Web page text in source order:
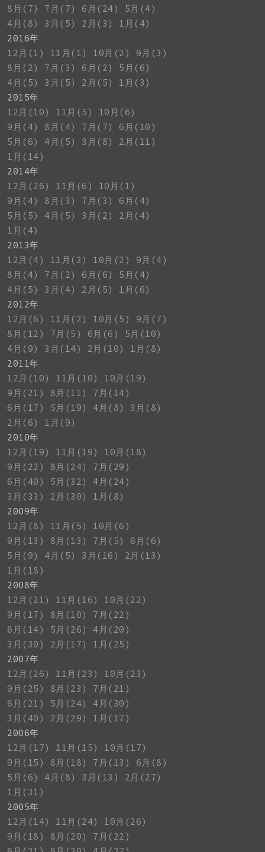
8月(7)
7月(7) 6月(24)
5月(4)
4月(8)
3月(5) 2月(3)
1月(4)
2016年
12月(1)
11月(1) 10月(2)
9月(3)
8月(2)
7月(3) 6月(2)
5月(6)
4月(5)
3月(5) 2月(5)
1月(3)
2015年
12月(10)
11月(5)
10月(6)
9月(4)
8月(4) 7月(7)
6月(10)
5月(6)
4月(5) 3月(8)
2月(11)
1月(14)
2014年
12月(26)
11月(6)
10月(1)
9月(4)
8月(3) 7月(3)
6月(4)
5月(5)
4月(5) 3月(2)
2月(4)
1月(4)
2013年
12月(4)
11月(2) 10月(2)
9月(4)
8月(4)
7月(2) 6月(6)
5月(4)
4月(5)
3月(4) 2月(5)
1月(6)
2012年
12月(6)
11月(2) 10月(5)
9月(7)
8月(12)
7月(5) 6月(6)
5月(10)
4月(9)
3月(14) 2月(10)
1月(8)
2011年
12月(10)
11月(10)
10月(19)
9月(21)
8月(11)
7月(14)
6月(17)
5月(19) 4月(8)
3月(8)
2月(6)
1月(9)
2010年
12月(19)
11月(19)
10月(18)
9月(22)
8月(24)
7月(29)
6月(40)
5月(32)
4月(24)
3月(33)
2月(30)
1月(8)
2009年
12月(8)
11月(5)
10月(6)
9月(13)
8月(13) 7月(5)
6月(6)
5月(9)
4月(5) 3月(16)
2月(13)
1月(18)
2008年
12月(21)
11月(16)
10月(22)
9月(17)
8月(10)
7月(22)
6月(14)
5月(26)
4月(20)
3月(30)
2月(17)
1月(25)
2007年
12月(26)
11月(23)
10月(23)
9月(25)
8月(23)
7月(21)
6月(21)
5月(24)
4月(30)
3月(40)
2月(29)
1月(17)
2006年
12月(17)
11月(15)
10月(17)
9月(15)
8月(18) 7月(13)
6月(8)
5月(6)
4月(8) 3月(13)
2月(27)
1月(31)
2005年
12月(14)
11月(24)
10月(26)
9月(18)
8月(20)
7月(22)